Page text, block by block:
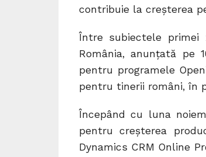
contribuie la creșterea
Între subiectele
România, anunțată pe
pentru programele
pentru tinerii români, în
Începând cu luna
pentru creșterea
Dynamics CRM Online